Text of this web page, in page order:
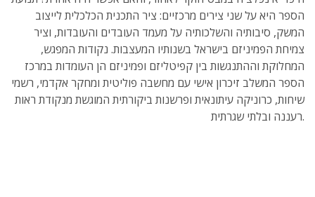
הספר היא על שני צירים מרכזיים: ציר התכנית הכלכלית לייצוב
המשק, סיבותיה והשלכותיה על מעמד העובדים והעובדות, וציר
צמיחת הפמיניזם בישראל בשנותיו המעצבות. נקודות המפגש,
המחלוקת וההתנגשות בין קפיטליזם ופמיניזם הן העומדות במרכז
הספר המשלב זיכרון אישי עם מחשבה פוליטית ומחקר אקדמי, רשמי
שיחות, כרוניקה עיתונאית ופרשנות ביקורתית המוגשת מנקודת ראות
רעננה ובלתי שגרתית.